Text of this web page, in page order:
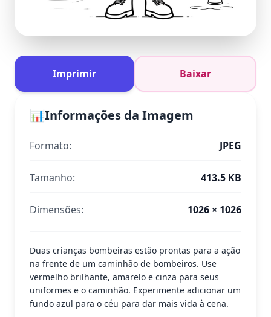
Imprimir Baixar
📊Informações da Imagem
Formato: JPEG
Tamanho: 413.5 KB
Dimensões: 1026 × 1026
Duas crianças bombeiras estão prontas para a ação
na frente de um caminhão de bombeiros. Use
vermelho brilhante, amarelo e cinza para seus
uniformes e o caminhão. Experimente adicionar um
fundo azul para o céu para dar mais vida à cena.